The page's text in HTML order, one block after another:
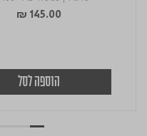
₪ 145.00
הוספה לסל